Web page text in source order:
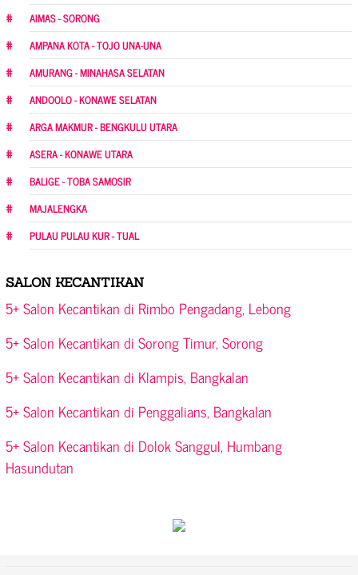
AIMAS - SORONG
AMPANA KOTA - TOJO UNA-UNA
AMURANG - MINAHASA SELATAN
ANDOOLO - KONAWE SELATAN
ARGA MAKMUR - BENGKULU UTARA
ASERA - KONAWE UTARA
BALIGE - TOBA SAMOSIR
MAJALENGKA
PULAU PULAU KUR - TUAL
SALON KECANTIKAN
5+ Salon Kecantikan di Rimbo Pengadang, Lebong
5+ Salon Kecantikan di Sorong Timur, Sorong
5+ Salon Kecantikan di Klampis, Bangkalan
5+ Salon Kecantikan di Penggalians, Bangkalan
5+ Salon Kecantikan di Dolok Sanggul, Humbang
Hasundutan